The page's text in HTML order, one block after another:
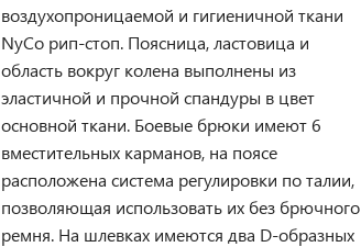
воздухопроницаемой и гигиеничной ткани
NyCo рип-стоп. Поясница, ластовица и
область вокруг колена выполнены из
эластичной и прочной спандуры в цвет
основной ткани. Боевые брюки имеют 6
вместительных карманов, на поясе
расположена система регулировки по талии,
позволяющая использовать их без брючного
ремня. На шлевках имеются два D-образных